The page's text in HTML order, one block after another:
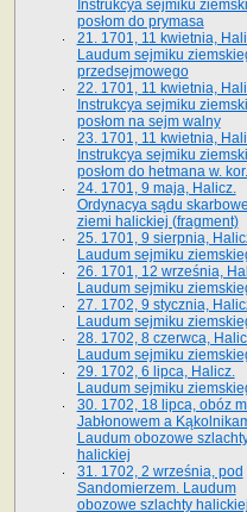
Instrukcya sejmiku
posłom do prymasa
21. 1701, 11 kwietnia,
Laudum sejmiku
przedsejmowego
22. 1701, 11 kwietnia,
Instrukcya sejmiku
posłom na sejm walny
23. 1701, 11 kwietnia,
Instrukcya sejmiku
posłom do hetmana w. kor.
24. 1701, 9 maja, Halicz.
Ordynacya sądu
ziemi halickiej (fragment)
25. 1701, 9 sierpnia,
Laudum sejmiku
26. 1701, 12 września,
Laudum sejmiku
27. 1702, 9 stycznia,
Laudum sejmiku
28. 1702, 8 czerwca,
Laudum sejmiku
29. 1702, 6 lipca, Halicz.
Laudum sejmiku
30. 1702, 18 lipca, obóz
Jabłonowem a
Laudum obozowe
halickiej
31. 1702, 2 września, pod
Sandomierzem. Laudum
obozowe szlachty halickiej